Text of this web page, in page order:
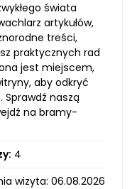
świata
artykułów,
treści,
praktycznych rad
jest miejscem,
aby odkryć
naszą
na bramy-
4
wizyta: 06.08.2026